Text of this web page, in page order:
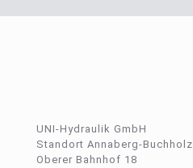
UNI-Hydraulik GmbH
Standort Annaberg-Buchholz
Oberer Bahnhof 18